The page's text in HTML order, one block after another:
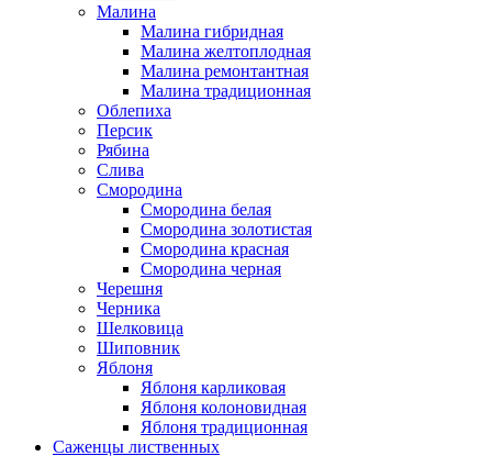
Малина
Малина гибридная
Малина желтоплодная
Малина ремонтантная
Малина традиционная
Облепиха
Персик
Рябина
Слива
Смородина
Смородина белая
Смородина золотистая
Смородина красная
Смородина черная
Черешня
Черника
Шелковица
Шиповник
Яблоня
Яблоня карликовая
Яблоня колоновидная
Яблоня традиционная
Саженцы лиственных